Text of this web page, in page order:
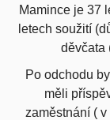
Mamince je 37
letech soužití
děvčata
Po odchodu
měli
zaměstnání (